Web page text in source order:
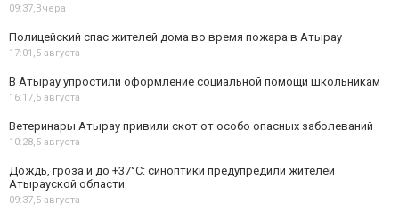
09:37,Вчера
Полицейский спас жителей дома во время пожара в Атырау
17:01,5 августа
В Атырау упростили оформление социальной помощи школьникам
16:17,5 августа
Ветеринары Атырау привили скот от особо опасных заболеваний
10:28,5 августа
Дождь, гроза и до +37°C: синоптики предупредили жителей
Атырауской области
09:37,5 августа